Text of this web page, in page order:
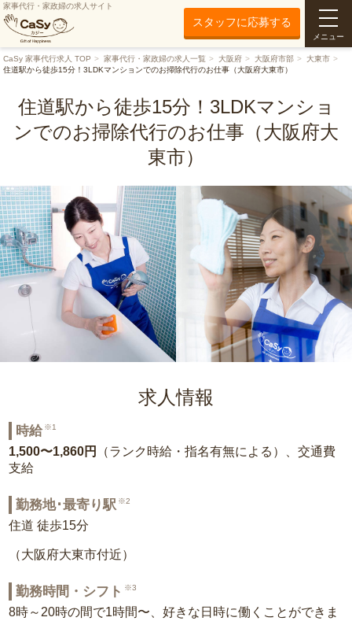
家事代行・家政婦の求人サイト
スタッフに応募する
メニュー
CaSy 家事代行求人 TOP 家事代行・家政婦の求人一覧 大阪府 大阪府市部
大東市
住道駅から徒歩15分！3LDKマンションでのお掃除代行のお仕事（大阪府大東市）
住道駅から徒歩15分！3LDKマンショ
ンでのお掃除代行のお仕事（大阪府大
東市）
求人情報
時給 ※1
1,500〜1,860円
（ランク時給・指名有無による）、交通費
支給
勤務地･最寄り駅 ※2
住道 徒歩15分
（大阪府大東市付近）
勤務時間・シフト ※3
8時～20時の間で1時間〜、好きな日時に働くことができま